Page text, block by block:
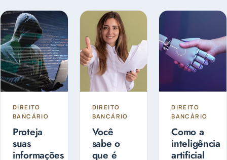
DIREITO
BANCÁRIO
Proteja
suas
informações
DIREITO
BANCÁRIO
Você
sabe o
que é
DIREITO
BANCÁRIO
Como a
inteligência
artificial